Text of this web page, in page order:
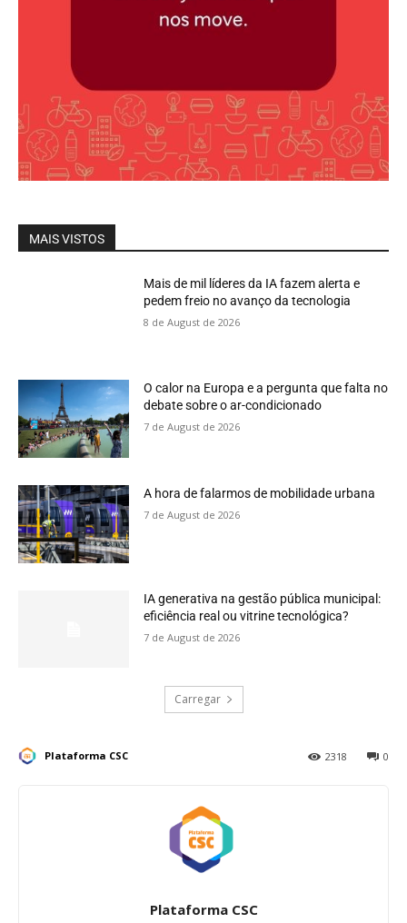
MAIS VISTOS
Mais de mil líderes da IA fazem alerta e
pedem freio no avanço da tecnologia
8 de August de 2026
O calor na Europa e a pergunta que falta no
debate sobre o ar-condicionado
7 de August de 2026
A hora de falarmos de mobilidade urbana
7 de August de 2026
IA generativa na gestão pública municipal:
eficiência real ou vitrine tecnológica?
7 de August de 2026
Carregar
Plataforma CSC 0
2318
Plataforma CSC